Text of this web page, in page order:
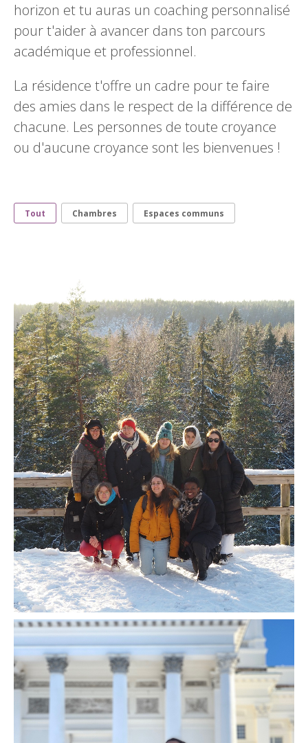
horizon et tu auras un coaching personnalisé
pour t'aider à avancer dans ton parcours
académique et professionnel.
La résidence t'offre un cadre pour te faire
des amies dans le respect de la différence de
chacune. Les personnes de toute croyance
ou d'aucune croyance sont les bienvenues !
Tout Chambres Espaces communs